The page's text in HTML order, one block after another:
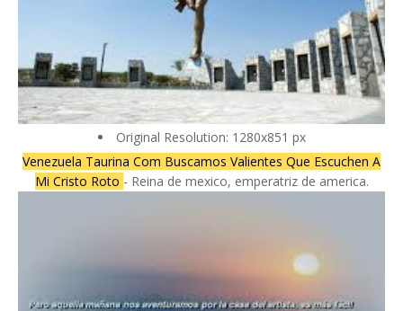
Original Resolution: 1280x851 px
Venezuela Taurina Com Buscamos Valientes Que Escuchen A
Mi Cristo Roto - Reina de mexico, emperatriz de america.